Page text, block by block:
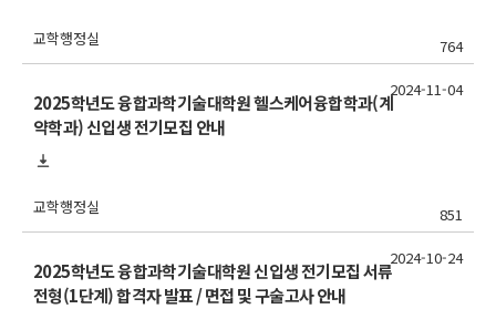
교학행정실 764
2025학년도 융합과학기술대학원 헬스케어융합학과(계
약학과) 신입생 전기모집 안내
교학행정실 851
2024-11-04
2025학년도 융합과학기술대학원 신입생 전기모집 서류
전형(1단계) 합격자 발표 / 면접 및 구술고사 안내
2024-10-24